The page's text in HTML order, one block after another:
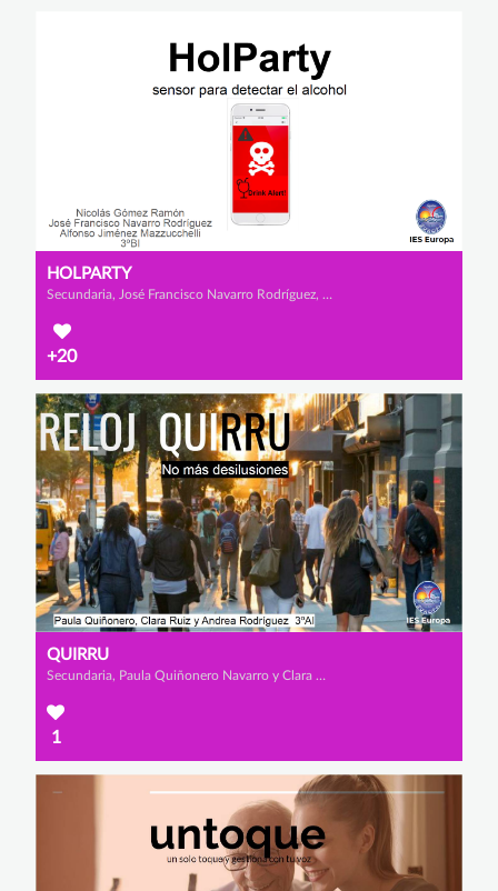
HOLPARTY
Secundaria, José Francisco Navarro Rodríguez, Nicolás Gómez Ramón y Alfonso Jiménez Mazzucchelli
+20
QUIRRU
Secundaria, Paula Quiñonero Navarro y Clara Ruiz Salas
1